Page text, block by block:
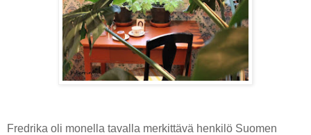
Fredrika oli monella tavalla merkittävä henkilö Suomen